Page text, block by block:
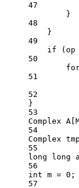
47
}
48
}
49
if (op
50
51
52
}
53
Complex
54
Complex
55
long
long
56
int m = 0 ;
57